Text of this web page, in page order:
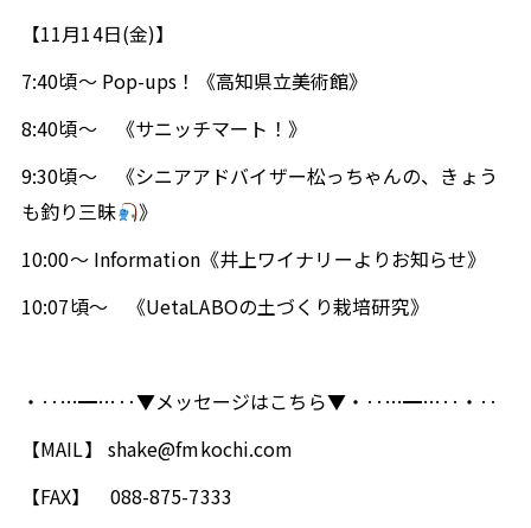
【11月14日(金)】
7:40頃～ Pop-ups！《高知県立美術館》
8:40頃～ 《サニッチマート！》
9:30頃～ 《シニアアドバイザー松っちゃんの、きょう
も釣り三昧
》
10:00～ Information《井上ワイナリーよりお知らせ》
10:07頃～ 《UetaLABOの土づくり栽培研究》
・‥…━…‥▼メッセージはこちら▼・‥…━…‥・‥
【MAIL】 shake@fmkochi.com
【FAX】 088-875-7333